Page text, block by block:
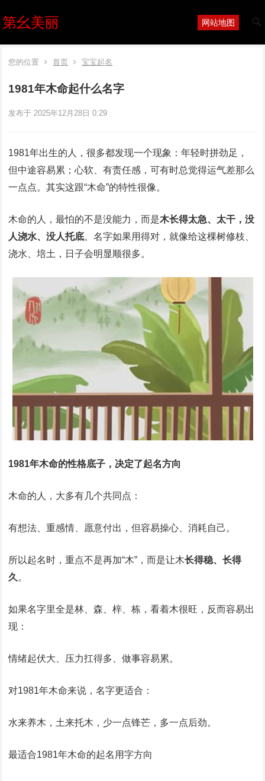
第幺美丽 网站地图
您的位置 首页 宝宝起名
1981年木命起什么名字
发布于 2025年12月28日 0:29
1981年出生的人，很多都发现一个现象：年轻时拼劲足，
但中途容易累；心软、有责任感，可有时总觉得运气差那么
一点点。其实这跟“木命”的特性很像。
木命的人，最怕的不是没能力，而是木长得太急、太干，没
人浇水、没人托底。名字如果用得对，就像给这棵树修枝、
浇水、培土，日子会明显顺很多。
1981年木命的性格底子，决定了起名方向
木命的人，大多有几个共同点：
有想法、重感情、愿意付出，但容易操心、消耗自己。
所以起名时，重点不是再加“木”，而是让木长得稳、长得
久 。
如果名字里全是林、森、梓、栋，看着木很旺，反而容易出
现：
情绪起伏大、压力扛得多、做事容易累。
对1981年木命来说，名字更适合：
水来养木，土来托木，少一点锋芒，多一点后劲。
最适合1981年木命的起名用字方向